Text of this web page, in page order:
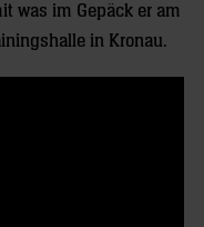
was im Gepäck er am
in Kronau.